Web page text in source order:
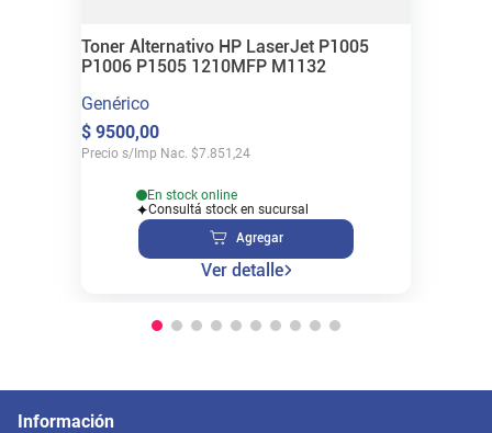
Toner Alternativo HP LaserJet P1005
P1006 P1505 1210MFP M1132
Genérico
$ 9500,00
Precio s/Imp Nac. $7.851,24
En stock online
Consultá stock en sucursal
Agregar
Ver detalle
Información